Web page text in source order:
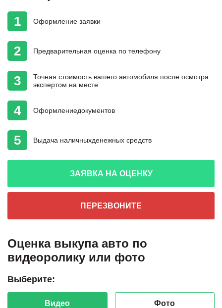
1 Оформление заявки
2 Предварительная оценка по телефону
3 Точная стоимость вашего автомобиля после осмотра
экспертом на месте
4 Оформлениедокументов
5 Выдача наличныхденежных средств
ЗАЯВКА НА ОЦЕНКУ
ПЕРЕЗВОНИТЕ
Оценка выкупа авто по
видеоролику или фото
Выберите:
Видео Фото